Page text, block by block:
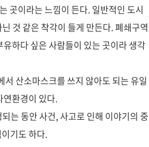
곳이라는 느낌이 든다. 일반적인 도시
것 같은 착각이 들게 만든다. 폐쇄구역
하다 싶은 사람들이 있는 곳이라 생각
산소마스크를 쓰지 않아도 되는 유일
연환경이 있다.
는 동안 사건, 사고로 인해 이야기의 중
기도 하다.